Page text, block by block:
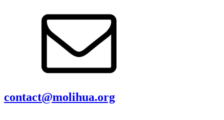
contact@molihua.org